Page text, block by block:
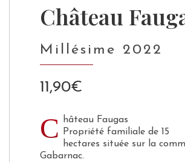
Château
Millésime 2022
11,90€
C
hâteau Faugas
Propriété familiale de 15
hectares située sur la
Gabarnac.